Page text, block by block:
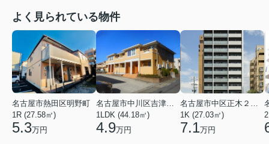
よく見られている物件
名古屋市熱田区明野町
1R (27.58㎡)
5.3万円
1LDK (44.18㎡)
4.9万円
1K (27.03㎡)
7.1万円